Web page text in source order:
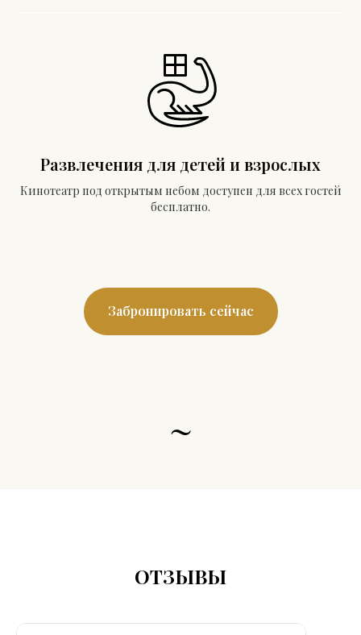
Развлечения для детей и взрослых
Кинотеатр под открытым небом доступен для всех гостей
бесплатно.
Забронировать сейчас
~
ОТЗЫВЫ